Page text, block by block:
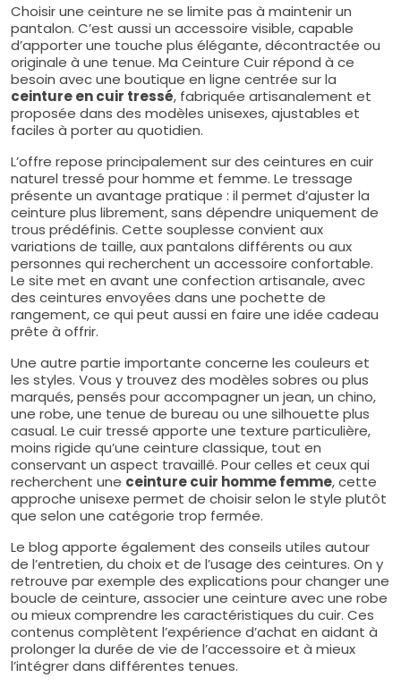
Choisir une ceinture ne se limite pas à maintenir un
pantalon. C’est aussi un accessoire visible, capable
d’apporter une touche plus élégante, décontractée ou
originale à une tenue. Ma Ceinture Cuir répond à ce
besoin avec une boutique en ligne centrée sur la
ceinture en cuir tressé, fabriquée artisanalement et
proposée dans des modèles unisexes, ajustables et
faciles à porter au quotidien.
L’offre repose principalement sur des ceintures en cuir
naturel tressé pour homme et femme. Le tressage
présente un avantage pratique : il permet d’ajuster la
ceinture plus librement, sans dépendre uniquement de
trous prédéfinis. Cette souplesse convient aux
variations de taille, aux pantalons différents ou aux
personnes qui recherchent un accessoire confortable.
Le site met en avant une confection artisanale, avec
des ceintures envoyées dans une pochette de
rangement, ce qui peut aussi en faire une idée cadeau
prête à offrir.
Une autre partie importante concerne les couleurs et
les styles. Vous y trouvez des modèles sobres ou plus
marqués, pensés pour accompagner un jean, un chino,
une robe, une tenue de bureau ou une silhouette plus
casual. Le cuir tressé apporte une texture particulière,
moins rigide qu’une ceinture classique, tout en
conservant un aspect travaillé. Pour celles et ceux qui
recherchent une ceinture cuir homme femme, cette
approche unisexe permet de choisir selon le style plutôt
que selon une catégorie trop fermée.
Le blog apporte également des conseils utiles autour
de l’entretien, du choix et de l’usage des ceintures. On y
retrouve par exemple des explications pour changer une
boucle de ceinture, associer une ceinture avec une robe
ou mieux comprendre les caractéristiques du cuir. Ces
contenus complètent l’expérience d’achat en aidant à
prolonger la durée de vie de l’accessoire et à mieux
l’intégrer dans différentes tenues.